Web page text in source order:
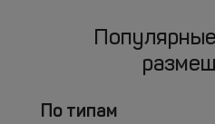
По типам